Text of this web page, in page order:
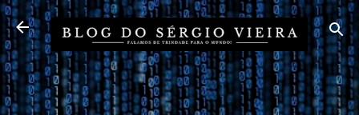
Pular para o conteúdo principal